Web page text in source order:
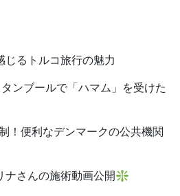
るトルコ旅行の魅力
ンブールで「ハマム」を受けた
！便利なデンマークの公共機関
さんの施術動画公開❇︎